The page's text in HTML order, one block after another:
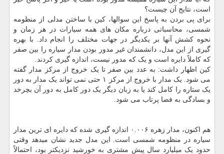
است، نتایج آن چیست؟
برای پی بردن به پاسخ این سوالها، کین با ساختن مدلی از منظومه
شمسی، محاسباتی درباره مکان های همه سیارات در هر زمان و
نحوه کشش آنها بر یکدیگر در جهات مختلف را انجام داد. با بهره
گیری از این مدل، دانشمندان غیر مدور بودن مدار سیاره را بین صفر
که کاملاً دایره است و یک که مدور نیست، اندازه گیری کردند.
کین اظهار داشت: به عدد بین صفر تا یک خروج از مرکز مدار گفته
می شود. یک مدار با خروج از مرکز ۱ حتی نمی تواند یک مدار به دور
یک ستاره را کامل کند یا به زبان دیگر یک دور کامل به دور آن بچرخد
و بسادگی به فضا پرتاب می شود.
هم اکنون، مدار زهره ۰.۰۰۶ اندازه گیری شده که دایره ای ترین مدار
سیاره در منظومه شمسی است. این مدل جدید نشان میدهد وقتی
حدود یک میلیارد سال پیش مشتری به خورشید نزدیکتر بود، احتمالاً